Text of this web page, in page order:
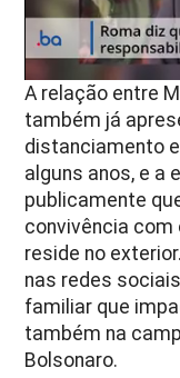
A relação entre
também já
distanciamento
alguns anos, e a
publicamente
convivência com
reside no
nas redes
familiar que
também na
Bolsonaro.